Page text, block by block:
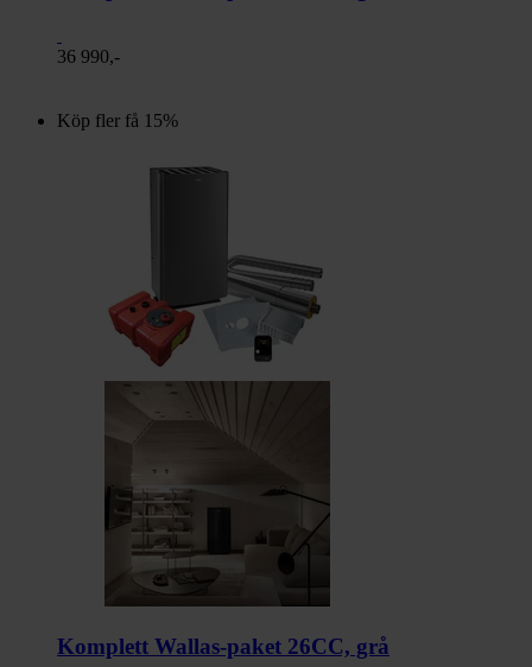
36 990,-
Köp fler få 15%
Komplett Wallas-paket 26CC, grå